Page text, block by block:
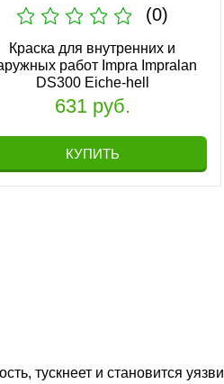
(0)
Краска для внутренних и
работ Impra Impralan
DS300 Eiche-hell
631 руб.
КУПИТЬ
тускнеет и становится